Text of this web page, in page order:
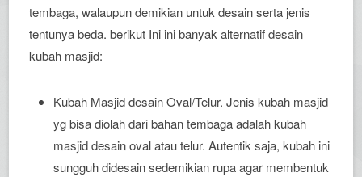
tembaga, walaupun demikian untuk desain serta jenis
tentunya beda. berikut Ini ini banyak alternatif desain
kubah masjid:
Kubah Masjid desain Oval/Telur. Jenis kubah masjid
yg bisa diolah dari bahan tembaga adalah kubah
masjid desain oval atau telur. Autentik saja, kubah ini
sungguh didesain sedemikian rupa agar membentuk